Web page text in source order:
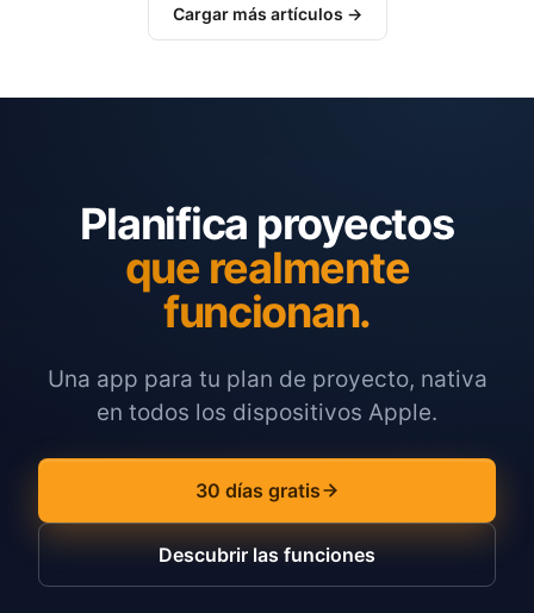
Cargar más artículos →
Planifica proyectos
que realmente
funcionan.
Una app para tu plan de proyecto, nativa
en todos los dispositivos Apple.
30 días gratis
Descubrir las funciones